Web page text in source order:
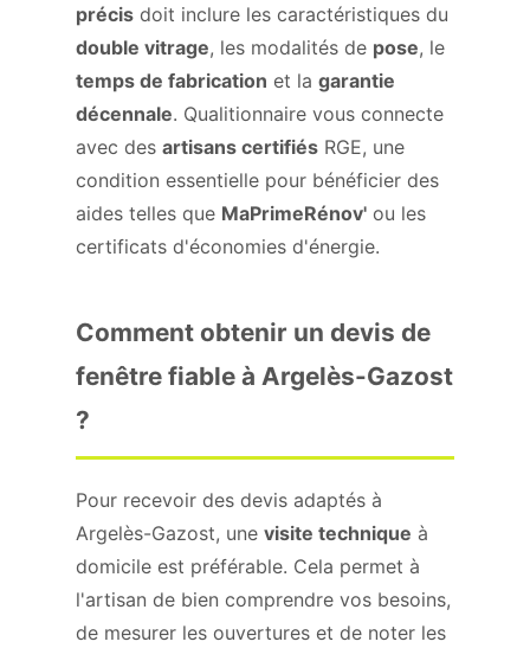
précis doit inclure les caractéristiques du
double vitrage, les modalités de pose, le
temps de fabrication et la garantie
décennale. Qualitionnaire vous connecte
avec des artisans certifiés RGE, une
condition essentielle pour bénéficier des
aides telles que MaPrimeRénov' ou les
certificats d'économies d'énergie.
Comment obtenir un devis de
fenêtre fiable à Argelès-Gazost
?
Pour recevoir des devis adaptés à
Argelès-Gazost, une visite technique à
domicile est préférable. Cela permet à
l'artisan de bien comprendre vos besoins,
de mesurer les ouvertures et de noter les